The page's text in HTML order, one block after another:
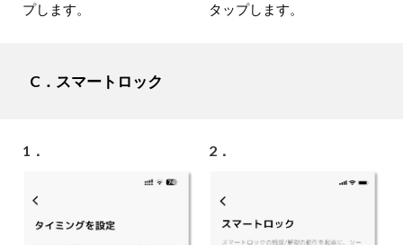
プします。
タップします。
C．スマートロック
1． 2．